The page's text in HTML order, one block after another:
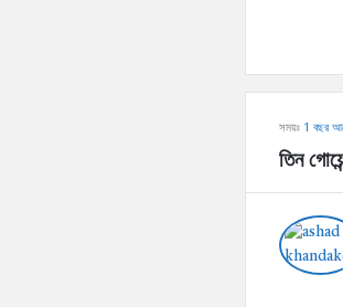
সময়ঃ 1 বছর
তিন